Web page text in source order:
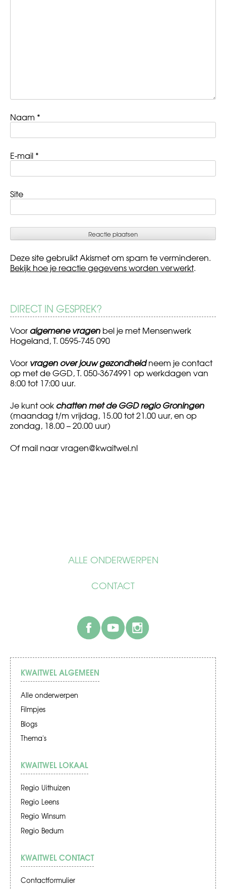
ALLE ONDERWERPEN
CONTACT
facebook
Naam *
E-mail *
Site
Deze site gebruikt Akismet om spam te verminderen.
Bekijk hoe je reactie gegevens worden verwerkt.
DIRECT IN GESPREK?
Voor algemene vragen bel je met Mensenwerk
Hogeland, T. 0595-745 090
Voor vragen over jouw gezondheidneem je contact
op met de GGD, T. 050-3674991 op werkdagen van
8:00 tot 17:00 uur.
Je kunt ook chatten met de GGD regio Groningen
(maandag t/m vrijdag, 15.00 tot 21.00 uur, en op
zondag, 18.00 – 20.00 uur)
Of mail naarvragen@kwaitwel.nl
KWAITWEL ALGEMEEN
Alle onderwerpen
Filmpjes
Blogs
Thema's
KWAITWEL LOKAAL
Regio Uithuizen
Regio Leens
Regio Winsum
Regio Bedum
KWAITWEL CONTACT
Contactformulier